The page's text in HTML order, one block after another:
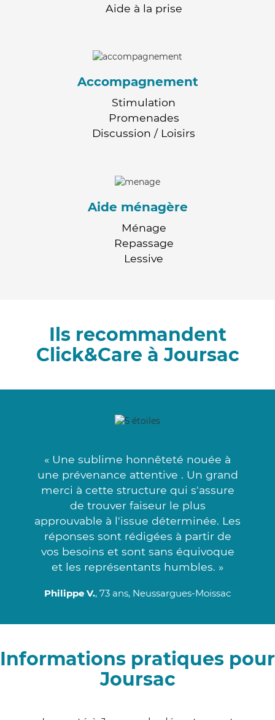
Aide à la prise
Accompagnement
Stimulation
Promenades
Discussion / Loisirs
Aide ménagère
Ménage
Repassage
Lessive
Ils recommandent
Click&Care à Joursac
« Une sublime honnêteté nouée à
une prévenance attentive . Un grand
merci à cette structure qui s'assure
de trouver faiseur le plus
approuvable à l'issue déterminée. Les
réponses sont rédigées à partir de
vos besoins et sont sans équivoque
et les représentants humbles. »
Philippe V., 73 ans, Neussargues-Moissac
Informations pratiques pour
Joursac